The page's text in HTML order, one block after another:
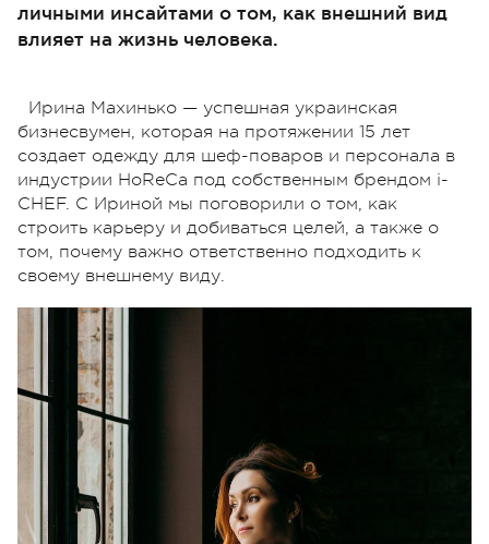
личными инсайтами о том, как внешний вид
влияет на жизнь человека.
Ирина Махинько — успешная украинская
бизнесвумен, которая на протяжении 15 лет
создает одежду для шеф-поваров и персонала в
индустрии HoReCa под собственным брендом i-
CHEF. С Ириной мы поговорили о том, как
строить карьеру и добиваться целей, а также о
том, почему важно ответственно подходить к
своему внешнему виду.